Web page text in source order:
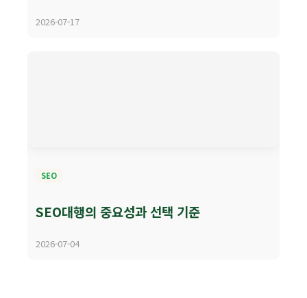
2026-07-17
SEO
SEO대행의 중요성과 선택 기준
2026-07-04